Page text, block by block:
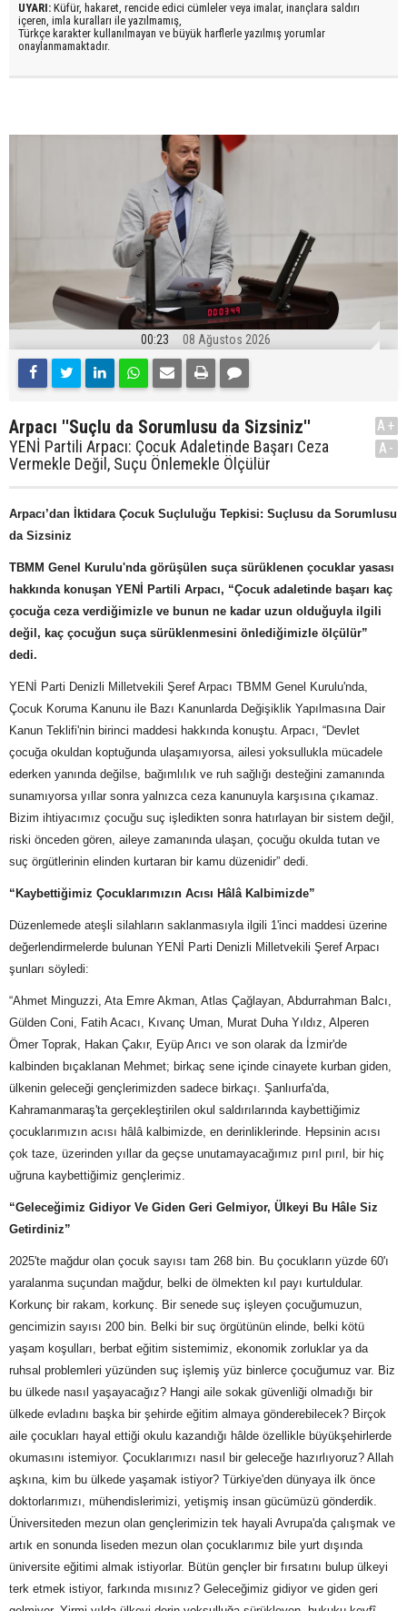
UYARI: Küfür, hakaret, rencide edici cümleler veya imalar, inançlara saldırı
içeren, imla kuralları ile yazılmamış,
Türkçe karakter kullanılmayan ve büyük harflerle yazılmış yorumlar
onaylanmamaktadır.
00:23 08 Ağustos 2026
Arpacı ''Suçlu da Sorumlusu da Sizsiniz''
YENİ Partili Arpacı: Çocuk Adaletinde Başarı Ceza
Vermekle Değil, Suçu Önlemekle Ölçülür
A+
A-
Arpacı’dan İktidara Çocuk Suçluluğu Tepkisi: Suçlusu da Sorumlusu
da Sizsiniz
TBMM Genel Kurulu'nda görüşülen suça sürüklenen çocuklar yasası
hakkında konuşan YENİ Partili Arpacı, “Çocuk adaletinde başarı kaç
çocuğa ceza verdiğimizle ve bunun ne kadar uzun olduğuyla ilgili
değil, kaç çocuğun suça sürüklenmesini önlediğimizle ölçülür”
dedi.
YENİ Parti Denizli Milletvekili Şeref Arpacı TBMM Genel Kurulu'nda,
Çocuk Koruma Kanunu ile Bazı Kanunlarda Değişiklik Yapılmasına Dair
Kanun Teklifi'nin birinci maddesi hakkında konuştu. Arpacı, “Devlet
çocuğa okuldan koptuğunda ulaşamıyorsa, ailesi yoksullukla mücadele
ederken yanında değilse, bağımlılık ve ruh sağlığı desteğini zamanında
sunamıyorsa yıllar sonra yalnızca ceza kanunuyla karşısına çıkamaz.
Bizim ihtiyacımız çocuğu suç işledikten sonra hatırlayan bir sistem değil,
riski önceden gören, aileye zamanında ulaşan, çocuğu okulda tutan ve
suç örgütlerinin elinden kurtaran bir kamu düzenidir” dedi.
“Kaybettiğimiz Çocuklarımızın Acısı Hâlâ Kalbimizde”
Düzenlemede ateşli silahların saklanmasıyla ilgili 1'inci maddesi üzerine
değerlendirmelerde bulunan YENİ Parti Denizli Milletvekili Şeref Arpacı
şunları söyledi:
“Ahmet Minguzzi, Ata Emre Akman, Atlas Çağlayan, Abdurrahman Balcı,
Gülden Coni, Fatih Acacı, Kıvanç Uman, Murat Duha Yıldız, Alperen
Ömer Toprak, Hakan Çakır, Eyüp Arıcı ve son olarak da İzmir'de
kalbinden bıçaklanan Mehmet; birkaç sene içinde cinayete kurban giden,
ülkenin geleceği gençlerimizden sadece birkaçı. Şanlıurfa'da,
Kahramanmaraş'ta gerçekleştirilen okul saldırılarında kaybettiğimiz
çocuklarımızın acısı hâlâ kalbimizde, en derinliklerinde. Hepsinin acısı
çok taze, üzerinden yıllar da geçse unutamayacağımız pırıl pırıl, bir hiç
uğruna kaybettiğimiz gençlerimiz.
“Geleceğimiz Gidiyor Ve Giden Geri Gelmiyor, Ülkeyi Bu Hâle Siz
Getirdiniz”
2025'te mağdur olan çocuk sayısı tam 268 bin. Bu çocukların yüzde 60'ı
yaralanma suçundan mağdur, belki de ölmekten kıl payı kurtuldular.
Korkunç bir rakam, korkunç. Bir senede suç işleyen çocuğumuzun,
gencimizin sayısı 200 bin. Belki bir suç örgütünün elinde, belki kötü
yaşam koşulları, berbat eğitim sistemimiz, ekonomik zorluklar ya da
ruhsal problemleri yüzünden suç işlemiş yüz binlerce çocuğumuz var. Biz
bu ülkede nasıl yaşayacağız? Hangi aile sokak güvenliği olmadığı bir
ülkede evladını başka bir şehirde eğitim almaya gönderebilecek? Birçok
aile çocukları hayal ettiği okulu kazandığı hâlde özellikle büyükşehirlerde
okumasını istemiyor. Çocuklarımızı nasıl bir geleceğe hazırlıyoruz? Allah
aşkına, kim bu ülkede yaşamak istiyor? Türkiye'den dünyaya ilk önce
doktorlarımızı, mühendislerimizi, yetişmiş insan gücümüzü gönderdik.
Üniversiteden mezun olan gençlerimizin tek hayali Avrupa'da çalışmak ve
artık en sonunda liseden mezun olan çocuklarımız bile yurt dışında
üniversite eğitimi almak istiyorlar. Bütün gençler bir fırsatını bulup ülkeyi
terk etmek istiyor, farkında mısınız? Geleceğimiz gidiyor ve giden geri